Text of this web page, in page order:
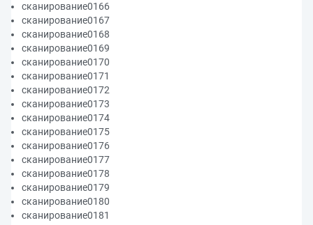
сканирование0166
сканирование0167
сканирование0168
сканирование0169
сканирование0170
сканирование0171
сканирование0172
сканирование0173
сканирование0174
сканирование0175
сканирование0176
сканирование0177
сканирование0178
сканирование0179
сканирование0180
сканирование0181